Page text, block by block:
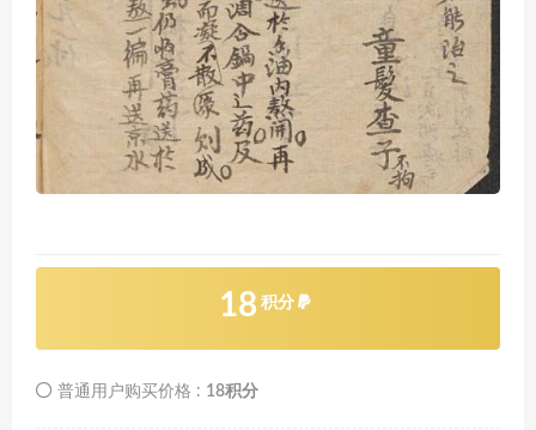
18 积分
普通用户购买价格 : 18积分